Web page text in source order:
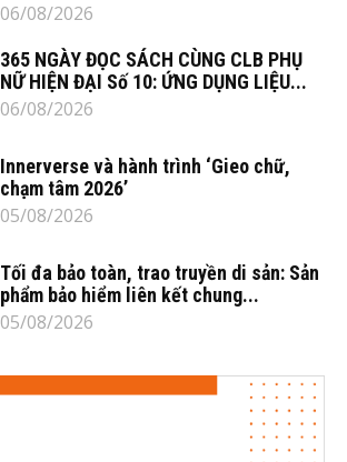
06/08/2026
365 NGÀY ĐỌC SÁCH CÙNG CLB PHỤ
NỮ HIỆN ĐẠI Số 10: ỨNG DỤNG LIỆU...
06/08/2026
Innerverse và hành trình ‘Gieo chữ,
chạm tâm 2026’
05/08/2026
Tối đa bảo toàn, trao truyền di sản: Sản
phẩm bảo hiểm liên kết chung...
05/08/2026